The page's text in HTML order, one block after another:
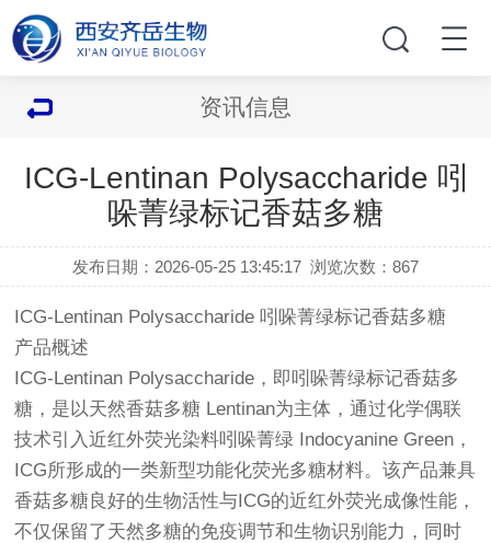
资讯信息
ICG-Lentinan Polysaccharide 吲
哚菁绿标记香菇多糖
发布日期：2026-05-25 13:45:17 浏览次数：867
ICG-Lentinan Polysaccharide 吲哚菁绿标记香菇多糖
产品概述
ICG-Lentinan Polysaccharide，即吲哚菁绿标记香菇多
糖，是以天然香菇多糖 Lentinan为主体，通过化学偶联
技术引入近红外荧光染料吲哚菁绿 Indocyanine Green，
ICG所形成的一类新型功能化荧光多糖材料。该产品兼具
香菇多糖良好的生物活性与ICG的近红外荧光成像性能，
不仅保留了天然多糖的免疫调节和生物识别能力，同时